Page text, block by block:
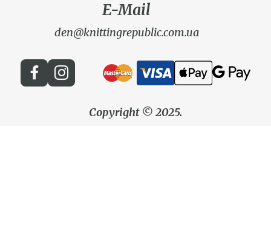
E-Mail
den@knittingrepublic.com.ua
Copyright © 2025.